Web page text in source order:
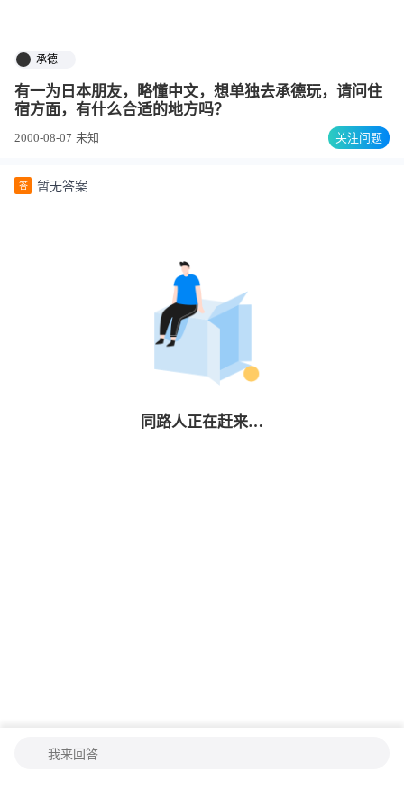
承德
有一为日本朋友，略懂中文，想单独去承德玩，请问住
宿方面，有什么合适的地方吗？
2000-08-07 未知 关注问题
答 暂无答案
同路人正在赶来…